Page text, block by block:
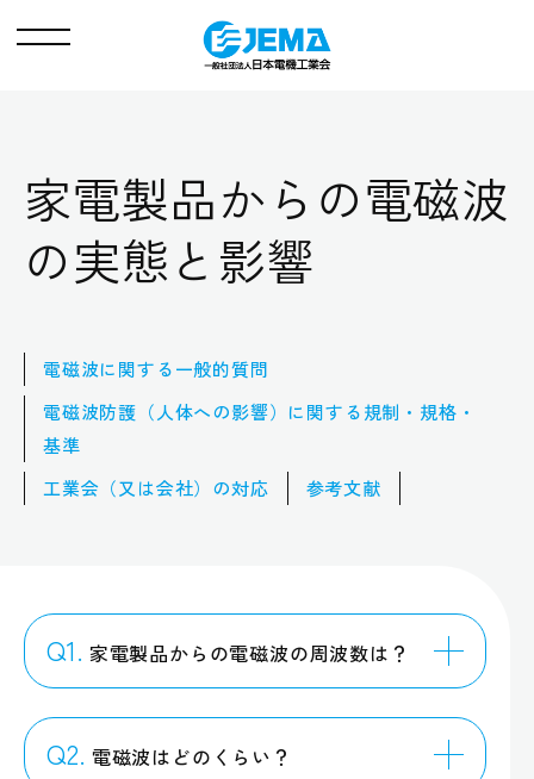
メ
家電製品からの電磁波
の実態と影響
電磁波に関する一般的質問
電磁波防護（人体への影響）に関する規制・規格・
基準
工業会（又は会社）の対応
参考文献
Q1. 家電製品からの電磁波の周波数は？
Q2. 電磁波はどのくらい？